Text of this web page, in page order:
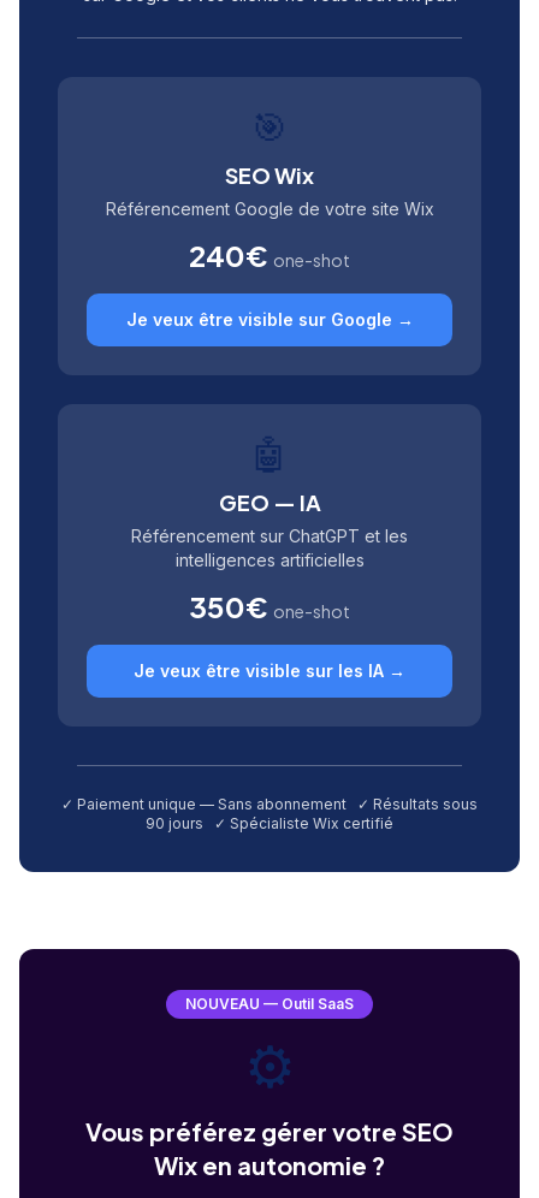
🎯
SEO Wix
Référencement Google de votre site Wix
240€ one-shot
Je veux être visible sur Google →
🤖
GEO — IA
Référencement sur ChatGPT et les
intelligences artificielles
350€ one-shot
Je veux être visible sur les IA →
✓ Paiement unique — Sans abonnement ✓ Résultats sous
90 jours ✓ Spécialiste Wix certifié
NOUVEAU — Outil SaaS
⚙️
Vous préférez gérer votre SEO
Wix en autonomie ?